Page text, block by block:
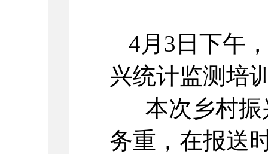
4月3日下午
兴统计监测培
本次乡村振
务重，在报送